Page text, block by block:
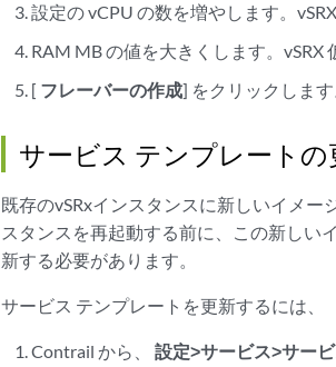
設定の vCPU の数を増やします。
RAM MB の値を大きくします。vSRX
[ フレーバーの作成] をクリックしま
サービス テンプレートの
既存のvSRxインスタンスに新しいイメー
スタンスを再起動する前に、この新しい
新する必要があります。
サービス テンプレートを更新するには、
Contrail から、設定>サービス>サー